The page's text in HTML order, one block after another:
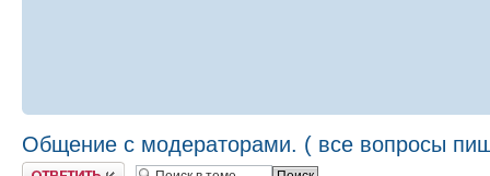
Общение с модераторами. ( все вопросы
Ответить